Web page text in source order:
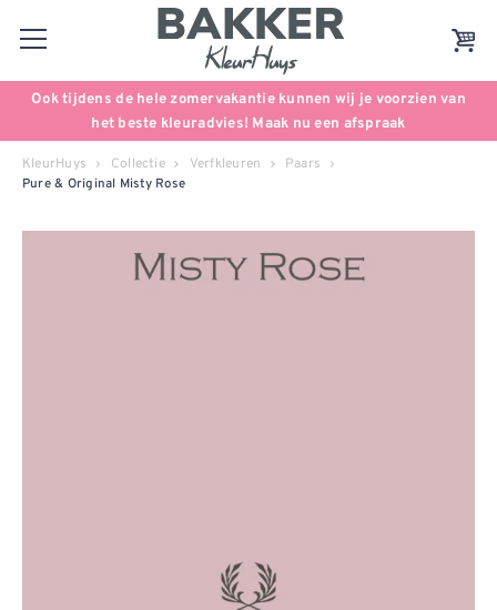
Ook tijdens de hele zomervakantie kunnen wij je voorzien van
het beste kleuradvies! Maak nu een afspraak
KleurHuys Collectie Verfkleuren Paars
Pure & Original Misty Rose